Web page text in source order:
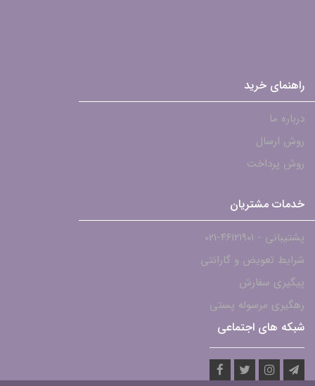
راهنمای خرید
درباره ما
روش ارسال
روش پرداخت
خدمات مشتریان
پشتیبانی - ۴۶۱۲۱۹۰۱-021
شرایط تعویض و گارانتی
پیگیری سفارش
رهگیری مرسوله پستی
شبکه های اجتماعی